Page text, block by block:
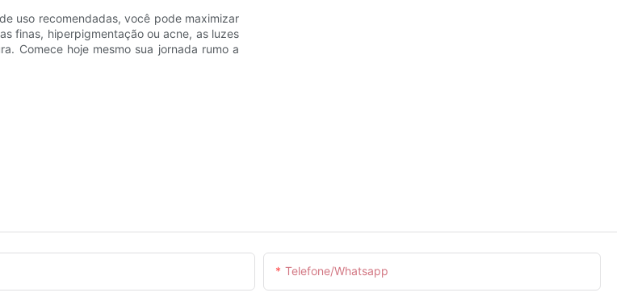
uso recomendadas, você pode maximizar
finas, hiperpigmentação ou acne, as luzes
Comece hoje mesmo sua jornada rumo a
Telefone/whatsapp